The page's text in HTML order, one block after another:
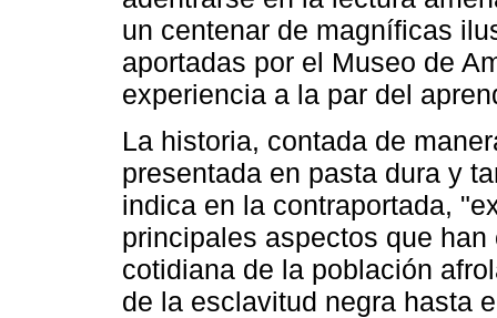
un centenar de magníficas
aportadas por el Museo de
experiencia a la par del
La historia, contada de
presentada en pasta dura y
indica en la contraportada,
principales aspectos que
cotidiana de la población
de la esclavitud negra hasta